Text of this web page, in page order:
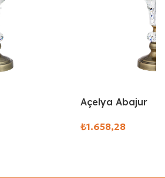
Açelya Abajur
₺